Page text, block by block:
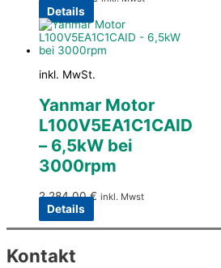
Details
inkl. MwSt.
Yanmar Motor
L100V5EA1C1CAID
– 6,5kW bei
3000rpm
2.284,00€ inkl. Mwst
Details
Kontakt